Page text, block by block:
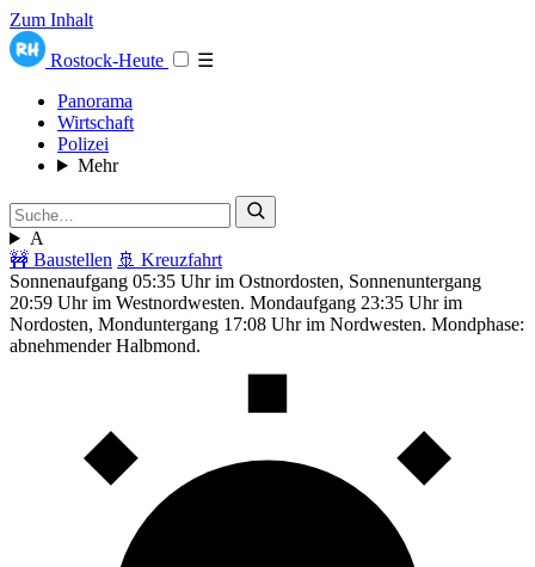
Zum Inhalt
Rostock-Heute
☰
Panorama
Wirtschaft
Polizei
Mehr
A
🚧 Baustellen 🚢 Kreuzfahrt
Sonnenaufgang 05:35 Uhr im Ostnordosten, Sonnenuntergang
20:59 Uhr im Westnordwesten. Mondaufgang 23:35 Uhr im
Nordosten, Monduntergang 17:08 Uhr im Nordwesten. Mondphase:
abnehmender Halbmond.